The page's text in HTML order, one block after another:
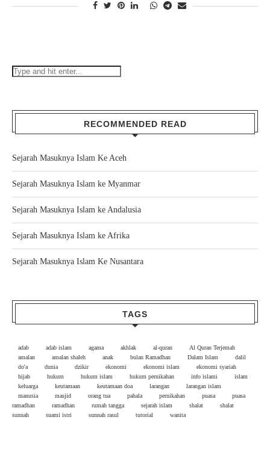
RECOMMENDED READ
Sejarah Masuknya Islam Ke Aceh
Sejarah Masuknya Islam ke Myanmar
Sejarah Masuknya Islam ke Andalusia
Sejarah Masuknya Islam ke Afrika
Sejarah Masuknya Islam Ke Nusantara
TAGS
adab adab islam agama akhlak al-quran
Al Quran Terjemah
amalan
amalan shaleh anak bulan Ramadhan Dalam Islam
dalil
do'a
dunia dzikir ekonomi ekonomi islam
ekonomi syariah
hijab
hukum hukum islam hukum pernikahan info islami
islam
keluarga
keutamaan keutamaan doa larangan
larangan islam
manusia
masjid orang tua pahala pernikahan puasa
puasa
ramadhan
ramadhan rumah tangga sejarah islam shalat
shalat
sunnah
suami istri sunnah rasul tutorial wanita